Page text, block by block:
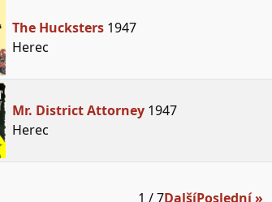
The Hucksters1947
Herec
Mr. District Attorney1947
Herec
1 / 7DalšíPoslední »